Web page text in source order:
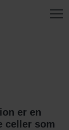
er en
celler som